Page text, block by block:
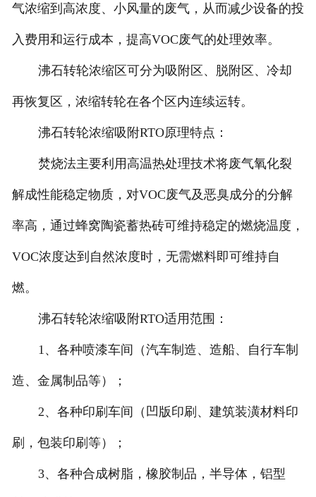
气浓缩到高浓度、小风量的废气，从而减少设备的投
入费用和运行成本，提高VOC废气的处理效率。
沸石转轮浓缩区可分为吸附区、脱附区、冷却
再恢复区，浓缩转轮在各个区内连续运转。
沸石转轮浓缩吸附RTO原理特点：
焚烧法主要利用高温热处理技术将废气氧化裂
解成性能稳定物质，对VOC废气及恶臭成分的分解
率高，通过蜂窝陶瓷蓄热砖可维持稳定的燃烧温度，
VOC浓度达到自然浓度时，无需燃料即可维持自
燃。
沸石转轮浓缩吸附RTO适用范围：
1、各种喷漆车间（汽车制造、造船、自行车制
造、金属制品等）；
2、各种印刷车间（凹版印刷、建筑装潢材料印
刷，包装印刷等）；
3、各种合成树脂，橡胶制品，半导体，铝型